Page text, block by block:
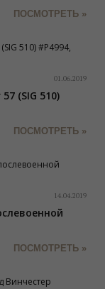
ПОСМОТРЕТЬ »
01.06.2019
(SIG 510)
ПОСМОТРЕТЬ »
14.04.2019
ПОСМОТРЕТЬ »